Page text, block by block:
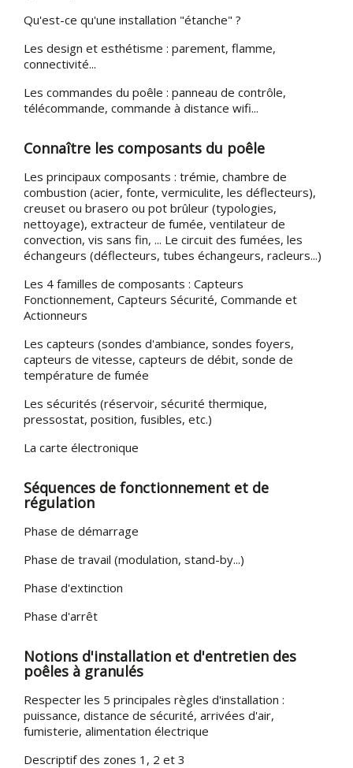
Qu'est-ce qu'une installation "étanche" ?
Les design et esthétisme : parement, flamme,
connectivité...
Les commandes du poêle : panneau de contrôle,
télécommande, commande à distance wifi...
Connaître les composants du poêle
Les principaux composants : trémie, chambre de
combustion (acier, fonte, vermiculite, les déflecteurs),
creuset ou brasero ou pot brûleur (typologies,
nettoyage), extracteur de fumée, ventilateur de
convection, vis sans fin, ... Le circuit des fumées, les
échangeurs (déflecteurs, tubes échangeurs, racleurs...)
Les 4 familles de composants : Capteurs
Fonctionnement, Capteurs Sécurité, Commande et
Actionneurs
Les capteurs (sondes d'ambiance, sondes foyers,
capteurs de vitesse, capteurs de débit, sonde de
température de fumée
Les sécurités (réservoir, sécurité thermique,
pressostat, position, fusibles, etc.)
La carte électronique
Séquences de fonctionnement et de
régulation
Phase de démarrage
Phase de travail (modulation, stand-by...)
Phase d'extinction
Phase d'arrêt
Notions d'installation et d'entretien des
poêles à granulés
Respecter les 5 principales règles d'installation :
puissance, distance de sécurité, arrivées d'air,
fumisterie, alimentation électrique
Descriptif des zones 1, 2 et 3